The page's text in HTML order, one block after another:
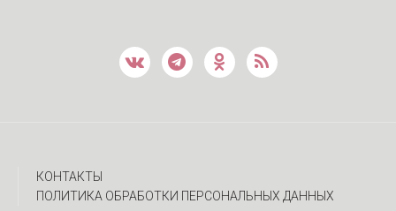
КОНТАКТЫ
ПОЛИТИКА ОБРАБОТКИ ПЕРСОНАЛЬНЫХ ДАННЫХ